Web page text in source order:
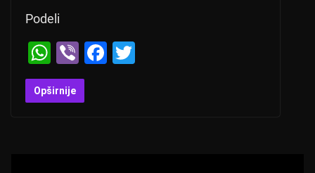
Podeli
W
h
at
Vi
b
er
F
Opširnije